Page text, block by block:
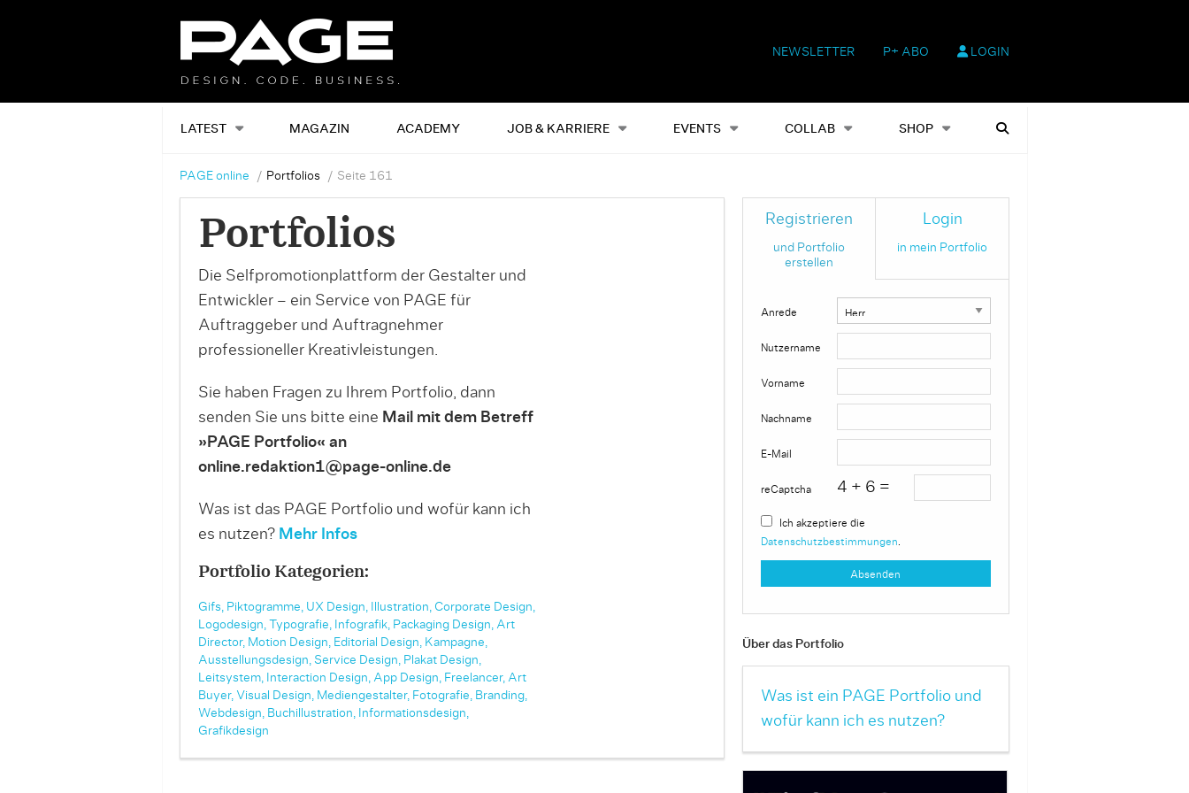
NEWSLETTER P+ ABO LOGIN
LATEST MAGAZIN ACADEMY JOB & KARRIERE EVENTS COLLAB SHOP
Alles Events Shop Heftausgaben Suchen
PAGE online Portfolios Seite 161
Portfolios
Die Selfpromotionplattform der Gestalter und
Entwickler – ein Service von PAGE für
Auftraggeber und Auftragnehmer
professioneller Kreativleistungen.
Sie haben Fragen zu Ihrem Portfolio, dann
senden Sie uns bitte eine Mail mit dem Betreff
»PAGE Portfolio« an
online.redaktion1@page-online.de
Was ist das PAGE Portfolio und wofür kann ich
es nutzen? Mehr Infos
Portfolio Kategorien:
Gifs, Piktogramme, UX Design, Illustration, Corporate Design,
Logodesign,
Typografie, Infografik, Packaging Design, Art
Director, Motion Design, Editorial Design, Kampagne,
Ausstellungsdesign, Service Design, Plakat Design,
Leitsystem,
Interaction Design, App Design, Freelancer, Art
Buyer, Visual Design, Mediengestalter, Fotografie, Branding,
Webdesign, Buchillustration,
Informationsdesign,
Grafikdesign
Registrieren
und Portfolio
erstellen
Login
in mein Portfolio
Anrede
Nutzername
Vorname
Nachname
E-Mail
reCaptcha 4 + 6 =
Ich akzeptiere die
Datenschutzbestimmungen
Über das Portfolio
Was ist ein PAGE Portfolio und
wofür kann ich es nutzen?